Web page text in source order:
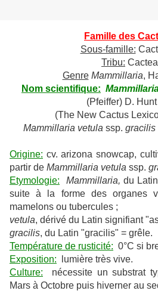
Famille des
Sous-famille:
Tribu:
Genre Mammillaria,
Nom scientifique:
(Pfeiffer) D.
(The New Cactus
Mammillaria vetula ssp. gracilis
Origine: cv. arizona snowcap,
partir de Mammillaria vetula ssp.
Etymologie:
Mammillaria, du
suite à la forme des organes
mamelons ou tubercules ;
vetula, dérivé du Latin signifiant
gracilis, du Latin "gracilis" = grêle.
Température de rusticité: 0°C si
Exposition:
lumière très vive.
Culture: nécessite un substrat
Mars à Octobre puis hiverner au